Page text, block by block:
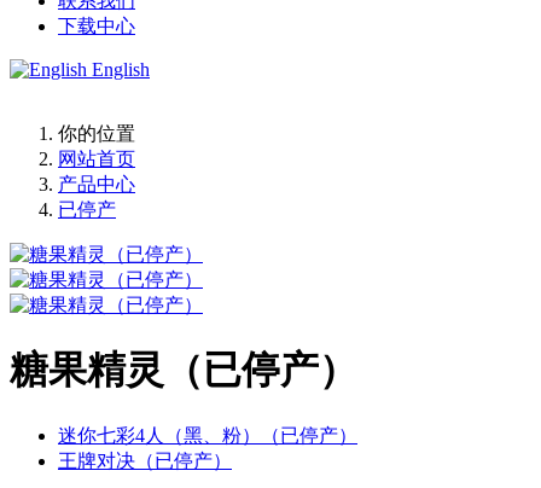
下载中心
English
你的位置
网站首页
产品中心
已停产
糖果精灵（已停产）
迷你七彩4人（黑、粉）（已停产）
王牌对决（已停产）